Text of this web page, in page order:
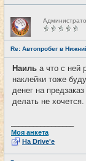
Н
е
в
с
е
т
и
Re: Автопробег в
Наиль а что с ней
наклейки тоже
денег на
делать не хочется.
Моя анкета
На Drive'e